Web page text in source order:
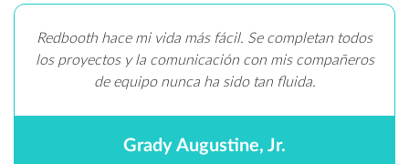
Redbooth hace mi vida más fácil. Se completan todos
los proyectos y la comunicación con mis compañeros
de equipo nunca ha sido tan fluida.
Grady Augustine, Jr.